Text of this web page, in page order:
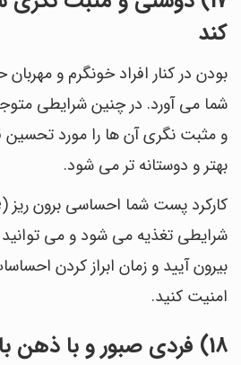
کند
بودن در کنار افراد خونگرم و
شما می آورد. در چنین شرایطی
و مثبت نگری آن ها را مورد تحسین
بهتر و دوستانه تر می شود.
شرایطی تغذیه می شود و می
بیرون آیید و زمان ابراز کردن
امنیت کنید.
18) فردی صبور و با ذهن باز هستید